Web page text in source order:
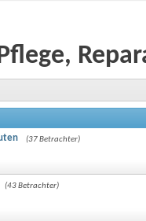
(37 Betrachter)
(43 Betrachter)